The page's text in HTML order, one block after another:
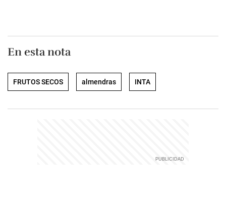
En esta nota
FRUTOS SECOS almendras INTA